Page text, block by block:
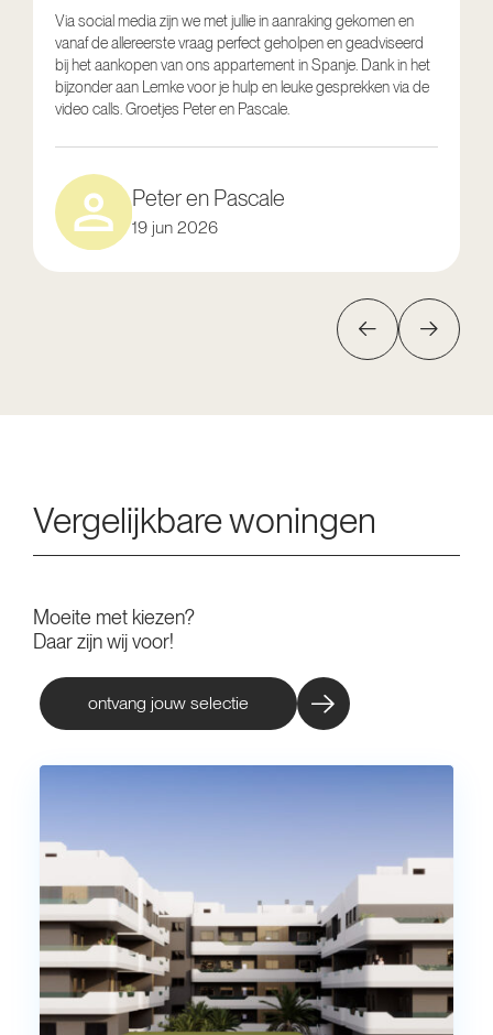
Via social media zijn we met jullie in aanraking gekomen en
vanaf de allereerste vraag perfect geholpen en geadviseerd
bij het aankopen van ons appartement in Spanje. Dank in het
bijzonder aan Lemke voor je hulp en leuke gesprekken via de
video calls. Groetjes Peter en Pascale.
Peter en Pascale
19 jun 2026
Vergelijkbare woningen
Moeite met kiezen?
Daar zijn wij voor!
ontvang jouw selectie